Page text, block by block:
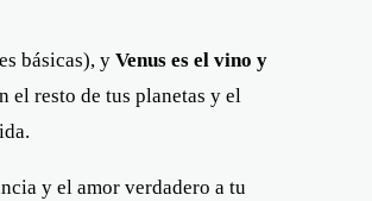
básicas), y Venus es el vino y
el resto de tus planetas y el
y el amor verdadero a tu